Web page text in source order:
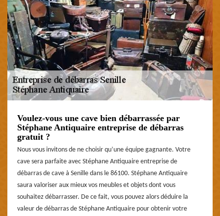
Voulez-vous une cave bien débarrassée par
Stéphane Antiquaire entreprise de débarras
gratuit ?
Nous vous invitons de ne choisir qu’une équipe gagnante. Votre
cave sera parfaite avec Stéphane Antiquaire entreprise de
débarras de cave à Senille dans le 86100. Stéphane Antiquaire
saura valoriser aux mieux vos meubles et objets dont vous
souhaitez débarrasser. De ce fait, vous pouvez alors déduire la
valeur de débarras de Stéphane Antiquaire pour obtenir votre